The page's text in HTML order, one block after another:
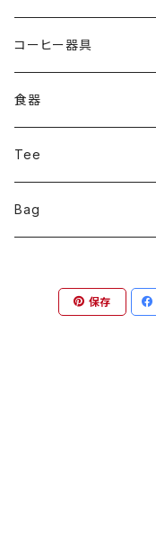
コーヒー器具
フィルター
ドリッパー
ドリップポット
コーヒーミル
食器
Tee
Bag
保存